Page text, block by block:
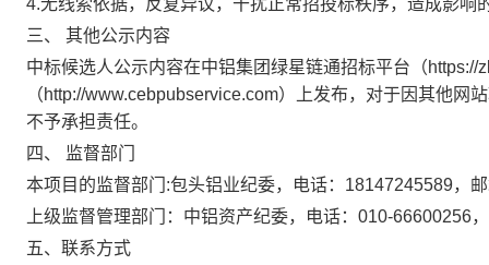
4.无线索依据，反复异议，干扰正常招投标秩序，造成影响
三、
其他公示内容
中标候选人公示内容在中铝集团绿星链通招标平台（
（http://www.cebpubservice.com）上发布，对于因其他
不予承担责任。
四、 监督部门
本项目的监督部门:包头铝业纪委，电话：18147245589，
上级监督管理部门：中铝资产纪委，电话：010-66600256
五、联系方式